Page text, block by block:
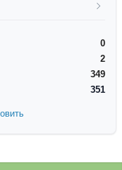
0
2
349
351